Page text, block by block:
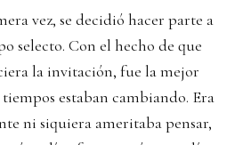
vez, se decidió hacer parte a
selecto. Con el hecho de que
la invitación, fue la mejor
estaban cambiando. Era
ni siquiera ameritaba pensar,